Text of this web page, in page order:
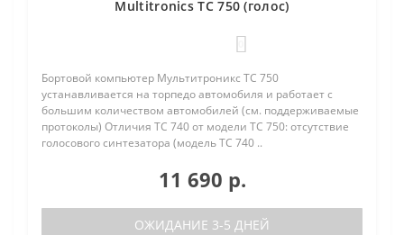
Multitronics TC 750 (голос)
Бортовой компьютер Мультитроникс TC 750
устанавливается на торпедо автомобиля и работает с
большим количеством автомобилей (см. поддерживаемые
протоколы) Отличия TC 740 от модели TC 750: отсутствие
голосового синтезатора (модель TC 740 ..
11 690 р.
ОЖИДАНИЕ 3-5 ДНЕЙ